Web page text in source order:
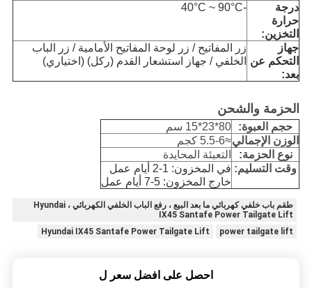
درجة
حرارة
التخزين:
-40°C ~ 90°C
جهاز
التحكم عن
بعد:
زر المفاتيح / زر لوحة المفاتيح الأمامية / زر الباب
الخلفي / جهاز استشعار القدم (ركل) (اختياري)
الحزمة والشحن
حجم العبوة:
80*23*15 سم
الوزن الإجمالي≈5.5-6 كجم
نوع الحزمة:
التعبئة المحايدة
وقت التسليم: في المخزون: 1-2 أيام عمل
خارج المخزون: 5-7 أيام عمل
طقم باب خلفي كهربائي ما بعد البيع ، رفع الباب الخلفي الكهربائي ، Hyundai
IX45 Santafe Power Tailgate Lift
power tailgate lift
Hyundai IX45 Santafe Power Tailgate Lift
احصل على افضل سعر ل